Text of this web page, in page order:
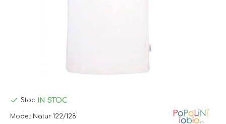
Stoc: IN STOC
Model: Natur 122/128